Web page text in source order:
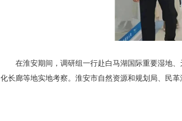
在淮安期间，调研组一行赴白马湖国际重要湿地、
化长廊等地实地考察。淮安市自然资源和规划局、民